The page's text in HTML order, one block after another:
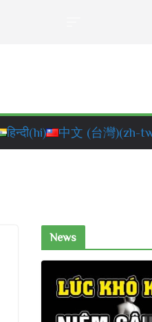
हिन्दी(hi) 中文 (台灣)(zh-
News